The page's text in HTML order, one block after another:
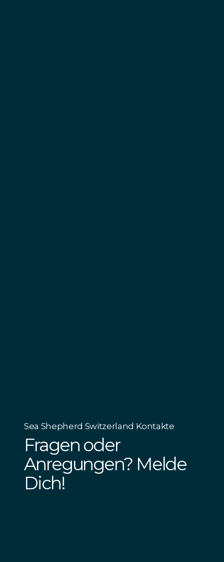
Sea Shepherd Switzerland Kontakte
Fragen oder
Anregungen? Melde
Dich!